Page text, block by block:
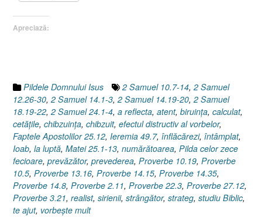
Apreciază:
Pildele Domnului Isus 2 Samuel 10.7-14, 2 Samuel
12.26-30, 2 Samuel 14.1-3, 2 Samuel 14.19-20, 2 Samuel
18.19-22, 2 Samuel 24.1-4, a reflecta, atent, biruinţa, calculat,
cetăţile, chibzuinţa, chibzuit, efectul distructiv al vorbelor,
Faptele Apostolilor 25.12, Ieremia 49.7, înflăcărezi, întâmplat,
Ioab, la luptă, Matei 25.1-13, numărătoarea, Pilda celor zece
fecioare, prevăzător, prevederea, Proverbe 10.19, Proverbe
10.5, Proverbe 13.16, Proverbe 14.15, Proverbe 14.35,
Proverbe 14.8, Proverbe 2.11, Proverbe 22.3, Proverbe 27.12,
Proverbe 3.21, realist, sirienii, strângător, strateg, studiu Biblic,
te ajut, vorbeşte mult